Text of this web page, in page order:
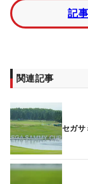
（撮影：福田文平）
◇30日◇ザ・ノー
道）◇7178ヤード
昨年11月に自身の
田美寿々。初めて
記
関連記事
セガ